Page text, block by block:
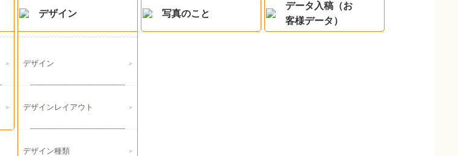
デザイン
デザイン
デザインレイアウト
デザイン種類
写真のこと
データ入稿（お
客様データ）